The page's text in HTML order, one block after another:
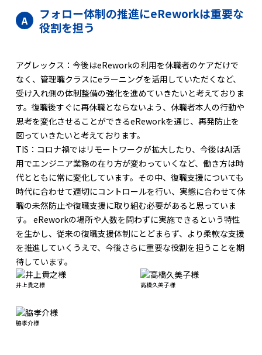
フォロー体制の推進にeReworkは重要な
役割を担う
アグレックス：今後はeReworkの利用を休職者のケアだけで
なく、管理職クラスにeラーニングを活用していただくなど、
受け入れ側の体制整備の強化を進めていきたいと考えておりま
す。復職後すぐに再休職とならないよう、休職者本人の行動や
思考を変化させることができるeReworkを通じ、再発防止を
図っていきたいと考えております。
TIS：コロナ禍ではリモートワークが拡大したり、今後はAI活
用でエンジニア業務の在り方が変わっていくなど、働き方は時
代とともに常に変化しています。その中、復職支援についても
時代に合わせて適切にコントロールを行い、実態に合わせて休
職の未然防止や復職支援に取り組む必要があると思っていま
す。 eReworkの場所や人数を問わずに実施できるという特性
を生かし、従来の復職支援体制にとどまらず、より柔軟な支援
を推進していくうえで、今後さらに重要な役割を担うことを期
待しています。
井上貴之様 高橋久美子様
脇孝介様